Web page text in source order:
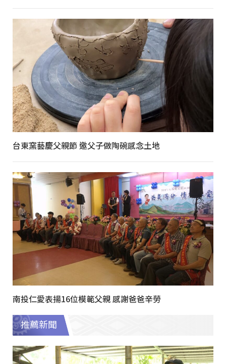
台東窯藝慶父親節 邀父子做陶碗感念土地
南投仁愛表揚16位模範父親 感謝爸爸辛勞
推薦新聞